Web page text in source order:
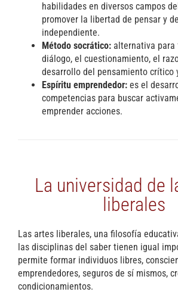
habilidades en diversos campos
promover la libertad de pensar y
independiente.
Método socrático: alternativa para
diálogo, el cuestionamiento, el
desarrollo del pensamiento crítico
Espíritu emprendedor: es el
competencias para buscar
emprender acciones.
La universidad de
liberales
Las artes liberales, una filosofía
las disciplinas del saber tienen igual
permite formar individuos libres,
emprendedores, seguros de sí mismos,
condicionamientos.